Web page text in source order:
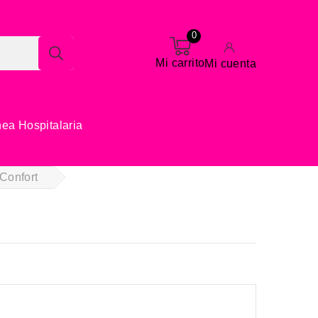
0
Mi carritoMi cuenta
Hospitalaria